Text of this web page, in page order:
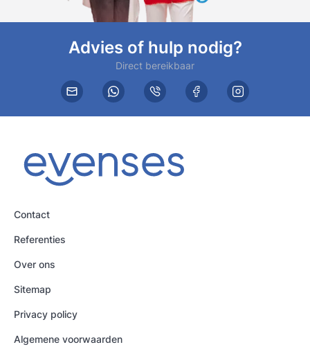
Advies of hulp nodig?
Direct bereikbaar
Contact
Referenties
Over ons
Sitemap
Privacy policy
Algemene voorwaarden